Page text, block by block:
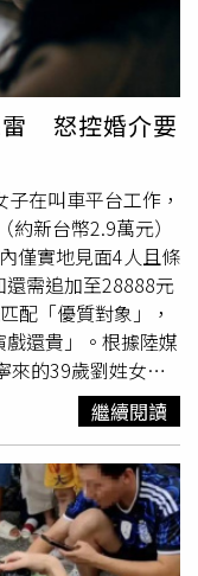
開幕以來持續邀請
人際互動與文化溫
、藝術、美妝、品
好 者熱情參與。生日
文學大師講座、跨
作等四大類別，邀
家張國立、華文愛
飲食旅遊生活作家
廳主廚Nobu Lee等
，打造兼具知識深
牌提供）慶祝博客
世代的想像共同
MOLESKINE等，
2日於店內消費單筆
滿1,200元送BOOK
利MOLESKINE迷你
卡，活動期間還可
滿888元享
外，活動首日7月24
日慶限定拍貼一
雷 怒控婚介要
在叫車平台工作，
新台幣2.9萬元）
僅實地見面4人且條
需追加至28888元
配「優質對象」，
還貴」。根據陸媒
來的39歲劉姓女
來的，但在叫車平
台幣6.7萬元）。劉
到去（2025）年12
務。當初劉女明確
上、有房有車無貸
然而劉女簽約付款
有人身負房貸，更
繼續閱讀